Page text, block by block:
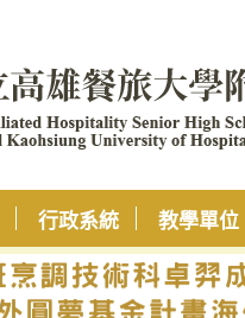
行政系統 教學單位